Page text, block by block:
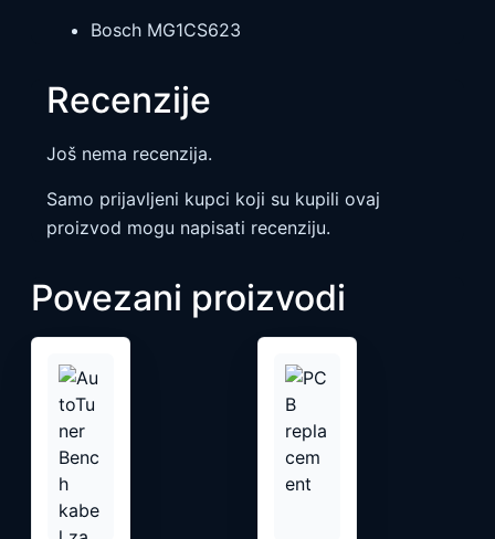
Bosch MG1CS623
Recenzije
Još nema recenzija.
Samo prijavljeni kupci koji su kupili ovaj
proizvod mogu napisati recenziju.
Povezani proizvodi